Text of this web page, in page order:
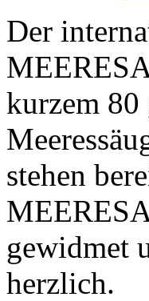
Der
kurzem 80
stehen
gewidmet
herzlich.